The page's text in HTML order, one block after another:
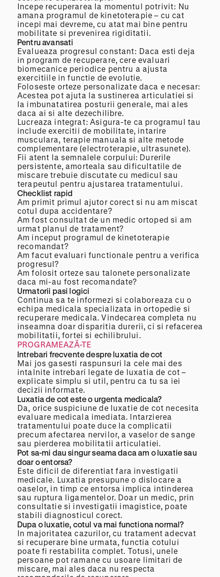
Incepe recuperarea la momentul potrivit: Nu
amana programul de kinetoterapie – cu cat
incepi mai devreme, cu atat mai bine pentru
mobilitate si prevenirea rigiditatii.
Pentru avansati
Evalueaza progresul constant: Daca esti deja
in program de recuperare, cere evaluari
biomecanice periodice pentru a ajusta
exercitiile in functie de evolutie.
Foloseste orteze personalizate daca e necesar:
Acestea pot ajuta la sustinerea articulatiei si
la imbunatatirea posturii generale, mai ales
daca ai si alte dezechilibre.
Lucreaza integrat: Asigura-te ca programul tau
include exercitii de mobilitate, intarire
musculara, terapie manuala si alte metode
complementare (electroterapie, ultrasunete).
Fii atent la semnalele corpului: Durerile
persistente, amorteala sau dificultatile de
miscare trebuie discutate cu medicul sau
terapeutul pentru ajustarea tratamentului.
Checklist rapid
Am primit primul ajutor corect si nu am miscat
cotul dupa accidentare?
Am fost consultat de un medic ortoped si am
urmat planul de tratament?
Am inceput programul de kinetoterapie
recomandat?
Am facut evaluari functionale pentru a verifica
progresul?
Am folosit orteze sau talonete personalizate
daca mi-au fost recomandate?
Urmatorii pasi logici
Continua sa te informezi si colaboreaza cu o
echipa medicala specializata in ortopedie si
recuperare medicala. Vindecarea completa nu
inseamna doar disparitia durerii, ci si refacerea
mobilitatii, fortei si echilibrului.
PROGRAMEAZĂ-TE
Intrebari frecvente despre luxatia de cot
Mai jos gasesti raspunsuri la cele mai des
intalnite intrebari legate de luxatia de cot –
explicate simplu si util, pentru ca tu sa iei
decizii informate.
Luxatia de cot este o urgenta medicala?
Da, orice suspiciune de luxatie de cot necesita
evaluare medicala imediata. Intarzierea
tratamentului poate duce la complicatii
precum afectarea nervilor, a vaselor de sange
sau pierderea mobilitatii articulatiei.
Pot sa-mi dau singur seama daca am o luxatie sau
doar o entorsa?
Este dificil de diferentiat fara investigatii
medicale. Luxatia presupune o dislocare a
oaselor, in timp ce entorsa implica intinderea
sau ruptura ligamentelor. Doar un medic, prin
consultatie si investigatii imagistice, poate
stabili diagnosticul corect.
Dupa o luxatie, cotul va mai functiona normal?
In majoritatea cazurilor, cu tratament adecvat
si recuperare bine urmata, functia cotului
poate fi restabilita complet. Totusi, unele
persoane pot ramane cu usoare limitari de
miscare, mai ales daca nu respecta